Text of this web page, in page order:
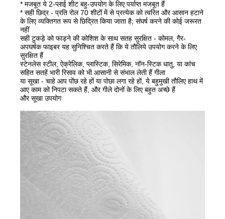
* मजबूत ये 2-प्लाई शीट बहु-उपयोग के लिए पर्याप्त मजबूत हैं
* सही छिद्र - प्रति रोल 70 शीटों में से प्रत्येक को त्वरित और आसान हटाने
के लिए व्यक्तिगत रूप से छिद्रित किया जाता है; संघर्ष करने की कोई जरूरत
नहीं
सही टुकड़े को फाड़ने की कोशिश के साथ सतह सुरक्षित - कोमल, गैर-
अपघर्षक फाइबर यह सुनिश्चित करते हैं कि ये तौलिये उपयोग करने के लिए
सुरक्षित हैं
स्टेनलेस स्टील, ऐक्रेलिक, प्लास्टिक, सिरेमिक, नॉन-स्टिक धातु, या कांच
सहित सतहें भारी रिसाव को भी आसानी से संभाल लेती हैं गीला
या सूखा - चाहे आप पोंछ रहे हों या पोछा लगा रहे हों, ये बहुमुखी तौलिए हाथ में
आए काम को निपटा सकते हैं, और गीले दोनों के लिए बहुत अच्छे हैं
और सूखा उपयोग